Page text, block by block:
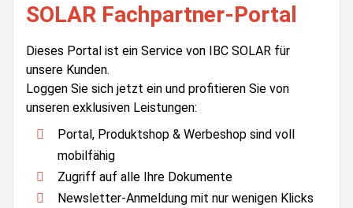
SOLAR Fachpartner-Portal
Dieses Portal ist ein Service von IBC SOLAR für
unsere Kunden.
Loggen Sie sich jetzt ein und profitieren Sie von
unseren exklusiven Leistungen:
Portal, Produktshop & Werbeshop sind voll
mobilfähig
Zugriff auf alle Ihre Dokumente
Newsletter-Anmeldung mit nur wenigen Klicks